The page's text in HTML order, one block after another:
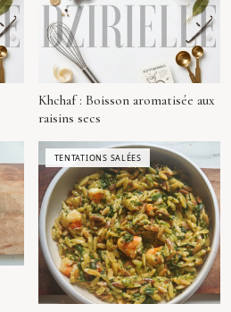
Khchaf : Boisson aromatisée aux
raisins secs
TENTATIONS SALÉES